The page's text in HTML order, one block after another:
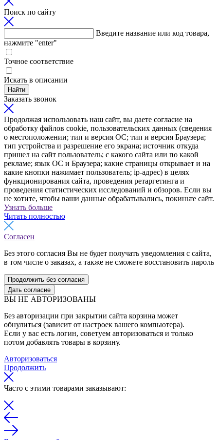
Поиск по сайту
Введите название или код товара,
нажмите "enter"
Точное соответствие
Искать в описании
Найти
Заказать звонок
Продолжая использовать наш сайт, вы даете согласие на
обработку файлов cookie, пользовательских данных (сведения
о местоположении; тип и версия ОС; тип и версия Браузера;
тип устройства и разрешение его экрана; источник откуда
пришел на сайт пользователь; с какого сайта или по какой
рекламе; язык ОС и Браузера; какие страницы открывает и на
какие кнопки нажимает пользователь; ip-адрес) в целях
функционирования сайта, проведения ретаргетинга и
проведения статистических исследований и обзоров. Если вы
не хотите, чтобы ваши данные обрабатывались, покиньте сайт.
Узнать больше
Читать полностью
Согласен
Без этого согласия Вы не будет получать уведомления с сайта,
в том числе о заказах, а также не сможете восстановить пароль
Продолжить без согласия
Дать согласие
ВЫ НЕ АВТОРИЗОВАНЫ
Без авторизации при закрытии сайта корзина может
обнулиться (зависит от настроек вашего компьютера).
Если у вас есть логин, советуем авторизоваться и только
потом добавлять товары в корзину.
Авторизоваться
Продолжить
Часто с этими товарами заказывают: